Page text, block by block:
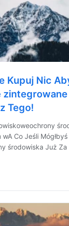
Kupuj Nic
Tego!
Co Jeśli
środowiska Już Za